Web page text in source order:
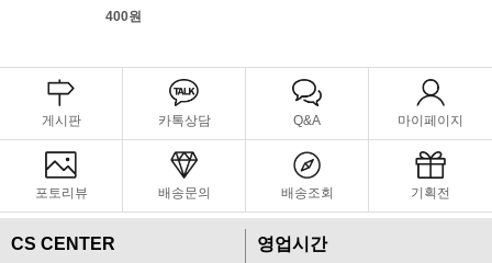
400원
게시판 카톡상담 Q&A 마이페이지
포토리뷰 배송문의 배송조회 기획전
CS CENTER
영업시간